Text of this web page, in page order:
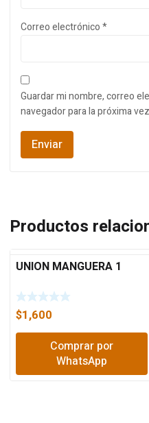
Correo electrónico*
Guardar mi nombre, correo
navegador para la próxima
Productos
UNION MANGUERA 1
$1,600
Comprar por
WhatsApp